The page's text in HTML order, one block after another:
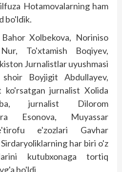
Hotamovalarning ham
bo'ldik.
Xolbekova, Noriniso
To'xtamish Boqiyev,
Jurnalistlar uyushmasi
Boyjigit Abdullayev,
ko'rsatgan jurnalist Xolida
jurnalist Dilorom
Esonova, Muyassar
e'zozlari Gavhar
har biri o'z
kutubxonaga tortiq
bo'ldi.